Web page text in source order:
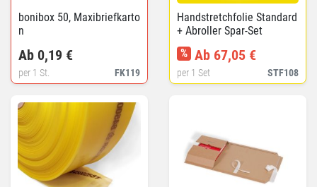
bonibox 50, Maxibriefkarto
n
FK119
Ab 0,19 €
per 1 St.
Handstretchfolie Standard
+ Abroller Spar-Set
STF108
% Ab 67,05 €
per 1 Set